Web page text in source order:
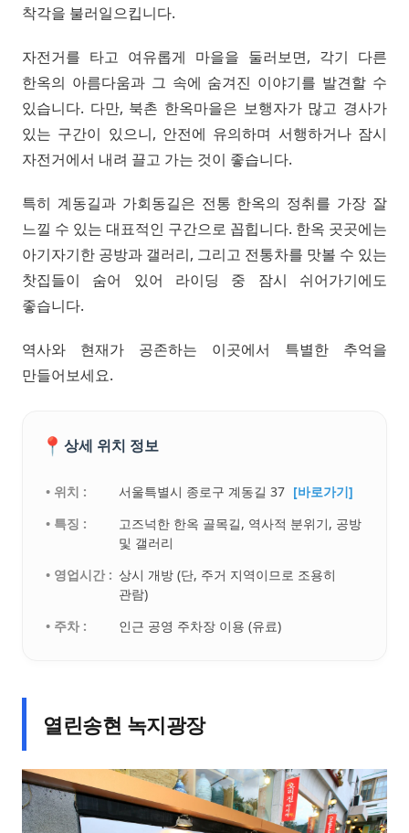
착각을 불러일으킵니다.
자전거를 타고 여유롭게 마을을 둘러보면, 각기 다른
한옥의 아름다움과 그 속에 숨겨진 이야기를 발견할 수
있습니다. 다만, 북촌 한옥마을은 보행자가 많고 경사가
있는 구간이 있으니, 안전에 유의하며 서행하거나 잠시
자전거에서 내려 끌고 가는 것이 좋습니다.
특히 계동길과 가회동길은 전통 한옥의 정취를 가장 잘
느낄 수 있는 대표적인 구간으로 꼽힙니다. 한옥 곳곳에는
아기자기한 공방과 갤러리, 그리고 전통차를 맛볼 수 있는
찻집들이 숨어 있어 라이딩 중 잠시 쉬어가기에도
좋습니다.
역사와 현재가 공존하는 이곳에서 특별한 추억을
만들어보세요.
📍 상세 위치 정보
• 위치 : 서울특별시 종로구 계동길 37 [바로가기]
• 특징 :
고즈넉한 한옥 골목길, 역사적 분위기, 공방
및 갤러리
• 영업시간 : 상시 개방 (단, 주거 지역이므로 조용히
관람)
• 주차 :
인근 공영 주차장 이용 (유료)
열린송현 녹지광장